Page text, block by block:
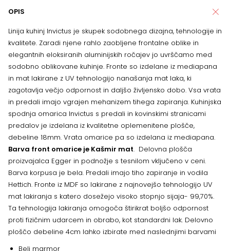
OPIS
Linija kuhinj Invictus je skupek sodobnega dizajna, tehnologije in
kvalitete. Zaradi njene rahlo zaobljene frontalne oblike in
elegantnih eloksiranih aluminijskih ročajev jo uvrščamo med
sodobno oblikovane kuhinje. Fronte so izdelane iz mediapana
in mat lakirane z UV tehnologijo nanašanja mat laka, ki
zagotavlja večjo odpornost in daljšo življensko dobo. Vsa vrata
in predali imajo vgrajen mehanizem tihega zapiranja. Kuhinjska
spodnja omarica Invictus s predali in kovinskimi stranicami
predalov je izdelana iz kvalitetne oplemenitene plošče,
debeline 18mm. Vrata omarice pa so izdelana iz mediapana.
Barva front omarice je Kašmir mat. Delovna plošča
proizvajalca Egger in podnožje s tesnilom vključeno v ceni.
Barva korpusa je bela. Predali imajo tiho zapiranje in vodila
Hettich. Fronte iz MDF so lakirane z najnovejšo tehnologijo UV
mat lakiranja s katero dosežejo visoko stopnjo sijaja- 99,70%.
Ta tehnologija lakiranja omogoča štirikrat boljšo odpornost
proti fizičnim udarcem in obrabo, kot standardni lak. Delovno
ploščo debeline 4cm lahko izbirate med naslednjimi barvami
Beli marmor